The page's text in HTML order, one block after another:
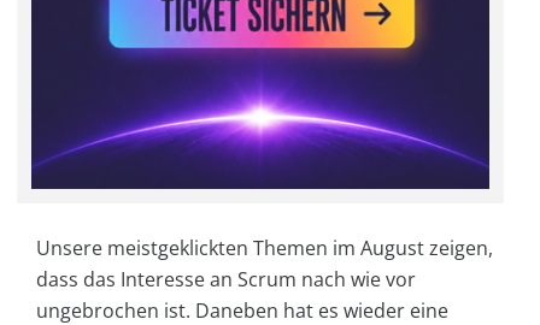
Unsere meistgeklickten Themen im August zeigen,
dass das Interesse an Scrum nach wie vor
ungebrochen ist. Daneben hat es wieder eine